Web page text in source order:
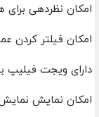
امکان نظردهی
امکان فیلتر کردن
دارای ویجت
امکان نمایش